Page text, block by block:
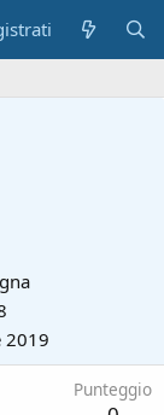
2019
Punteggio